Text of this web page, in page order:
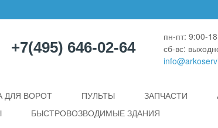
+7(495) 646-02-64
пн-пт: 9:00-
сб-вс:
ДЛЯ ВОРОТ ПУЛЬТЫ ЗАПЧАСТИ
БЫСТРОВОЗВОДИМЫЕ ЗДАНИЯ